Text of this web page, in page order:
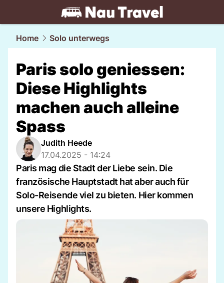
travel.NAU.ch
Home Solo unterwegs
Paris solo geniessen:
Diese Highlights
machen auch alleine
Spass
Judith Heede
17.04.2025 - 14:24
Paris mag die Stadt der Liebe sein. Die
französische Hauptstadt hat aber auch für
Solo-Reisende viel zu bieten. Hier kommen
unsere Highlights.